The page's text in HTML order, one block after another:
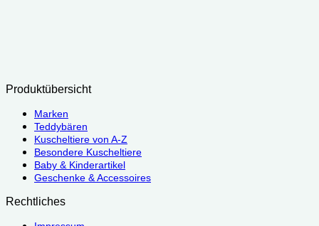
Produktübersicht
Marken
Teddybären
Kuscheltiere von A-Z
Besondere Kuscheltiere
Baby & Kinderartikel
Geschenke & Accessoires
Rechtliches